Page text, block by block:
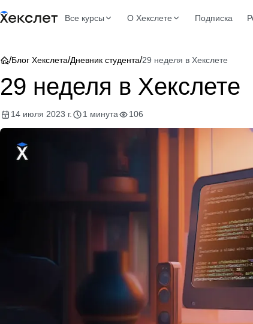
Все курсы О Хекслете Подписка
/Блог Хекслета/Дневник студента/29 неделя в Хекслете
29 неделя в Хекслете
14 июля 2023 г. 1 минута 106